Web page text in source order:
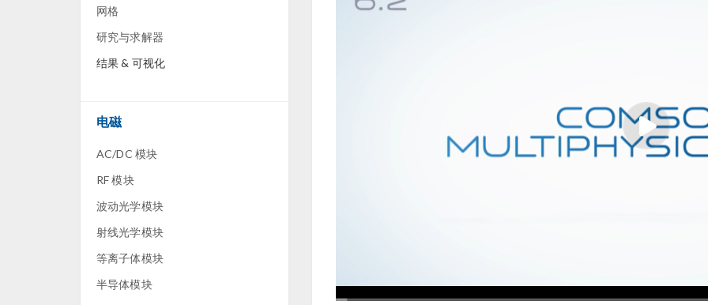
网格
研究与求解器
结果 & 可视化
电磁
AC/DC 模块
RF 模块
波动光学模块
射线光学模块
等离子体模块
半导体模块